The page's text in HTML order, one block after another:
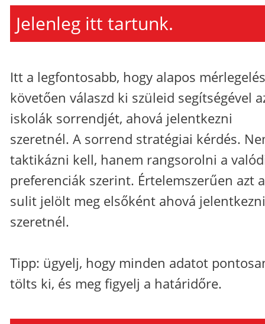
Jelenleg itt tartunk.
Itt a legfontosabb, hogy alapos
követően válaszd ki szüleid segítségével
iskolák sorrendjét, ahová jelentkezni
szeretnél. A sorrend stratégiai kérdés.
taktikázni kell, hanem rangsorolni a
preferenciák szerint. Értelemszerűen azt a
sulit jelölt meg elsőként ahová jelentkezni
szeretnél.
Tipp: ügyelj, hogy minden adatot
tölts ki, és meg figyelj a határidőre.